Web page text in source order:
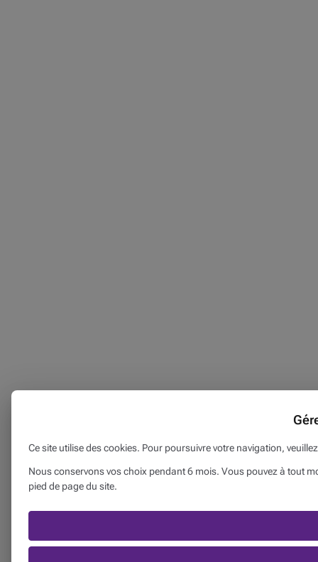
Ce site utilise des cookies. Pour poursuivre votre navigation,
Nous conservons vos choix pendant 6 mois. Vous pouvez à tout
pied de page du site.